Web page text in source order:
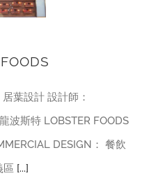
葉設計 設計師：
波斯特 LOBSTER FOODS
DESIGN： 餐飲
區 [...]